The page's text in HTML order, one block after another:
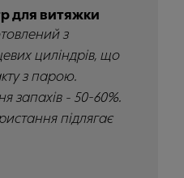
для витяжки
з
циліндрів, що
з парою.
запахів - 50-60%.
підлягає